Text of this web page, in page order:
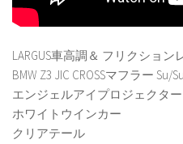
LARGUS車高調＆ フリクション
BMW Z3 JIC CROSSマフラー Su/
エンジェルアイプロジェクタ
ホワイトウインカー
クリアテール